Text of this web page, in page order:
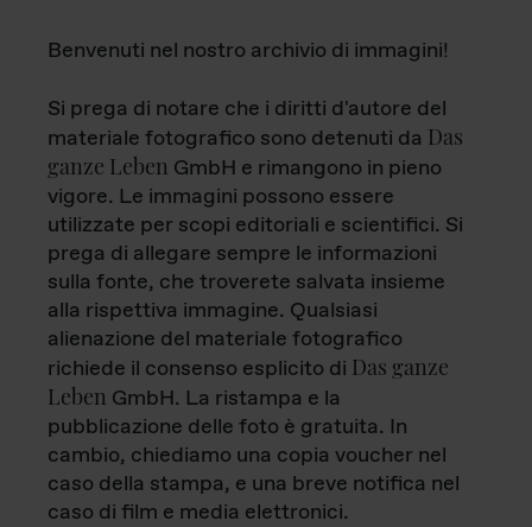
Benvenuti nel nostro archivio di immagini!
Si prega di notare che i diritti d'autore del
materiale fotografico sono detenuti da Das
ganze Leben GmbH e rimangono in pieno
vigore. Le immagini possono essere
utilizzate per scopi editoriali e scientifici. Si
prega di allegare sempre le informazioni
sulla fonte, che troverete salvata insieme
alla rispettiva immagine. Qualsiasi
alienazione del materiale fotografico
richiede il consenso esplicito di Das ganze
Leben GmbH. La ristampa e la
pubblicazione delle foto è gratuita. In
cambio, chiediamo una copia voucher nel
caso della stampa, e una breve notifica nel
caso di film e media elettronici.